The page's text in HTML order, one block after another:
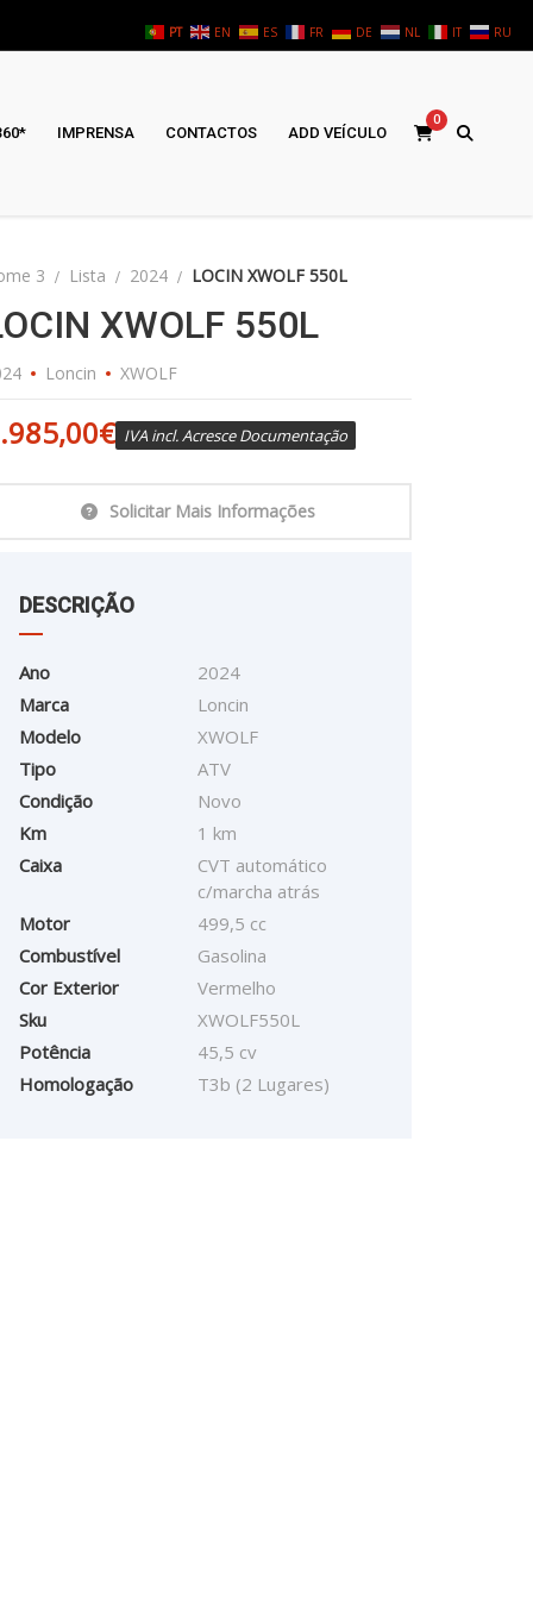
IMPRENSA CONTACTOS ADD VEÍCULO
0
3 Lista 2024 LOCIN XWOLF 550L
XWOLF 550L
Loncin XWOLF
€ IVA incl. Acresce Documentação
Solicitar Mais Informações
DESCRIÇÃO
Ano
2024
Marca
Loncin
Modelo
XWOLF
Tipo
ATV
Condição
Novo
Km
1 km
Caixa
CVT automático
c/marcha atrás
Motor
499,5 cc
Combustível
Gasolina
Cor Exterior
Vermelho
Sku
XWOLF550L
Potência
45,5 cv
Homologação
T3b (2 Lugares)
PT EN ES FR DE NL IT RU